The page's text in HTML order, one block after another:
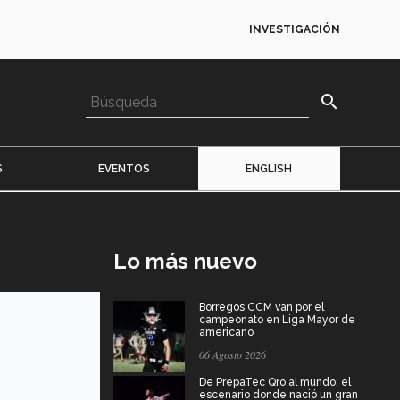
INVESTIGACIÓN
search
EVENTOS ENGLISH
Lo más nuevo
Borregos CCM van por el
campeonato en Liga Mayor de
americano
06 Agosto 2026
De PrepaTec Qro al mundo: el
escenario donde nació un gran